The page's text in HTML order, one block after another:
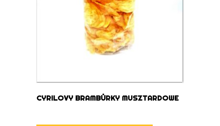
CYRILOVY BRAMBŮRKY MUSZTARDOWE